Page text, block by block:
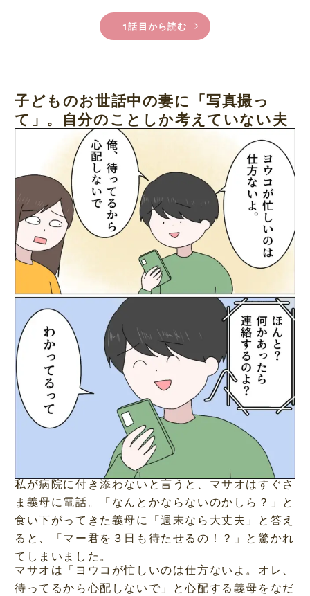
1話目から読む
子どものお世話中の妻に「写真撮っ
て」。自分のことしか考えていない夫
私が病院に付き添わないと言うと、マサオはすぐさ
ま義母に電話。「なんとかならないのかしら？」と
食い下がってきた義母に「週末なら大丈夫」と答え
ると、「マー君を３日も待たせるの！？」と驚かれ
てしまいました。
マサオは「ヨウコが忙しいのは仕方ないよ。オレ、
待ってるから心配しないで」と心配する義母をなだ